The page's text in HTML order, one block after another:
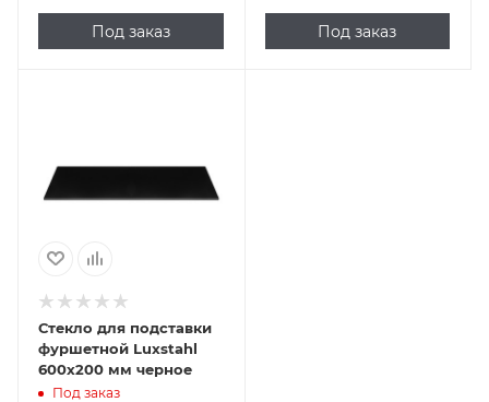
Под заказ Под заказ
Стекло для подставки
фуршетной Luxstahl
600х200 мм черное
Под заказ